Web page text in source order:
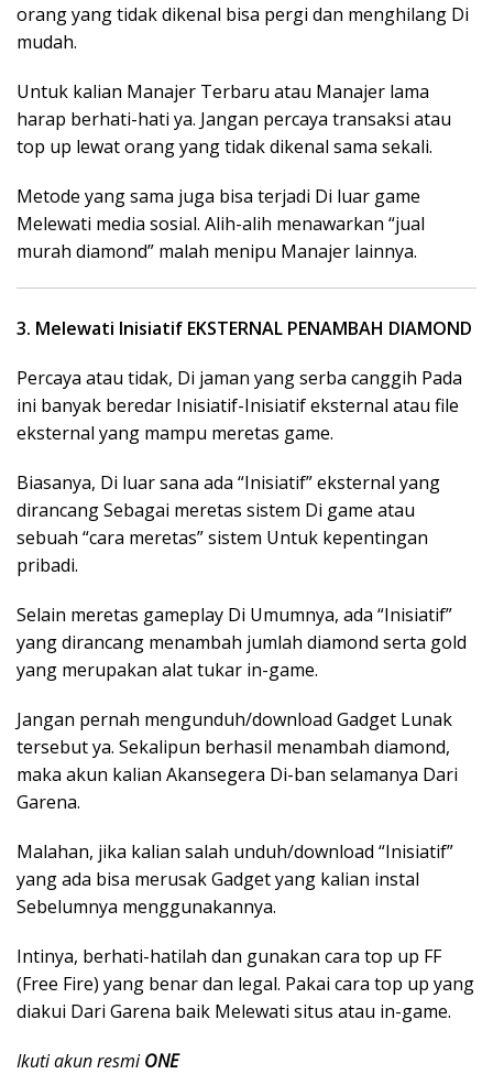
orang yang tidak dikenal bisa pergi dan menghilang Di
mudah.
Untuk kalian Manajer Terbaru atau Manajer lama
harap berhati-hati ya. Jangan percaya transaksi atau
top up lewat orang yang tidak dikenal sama sekali.
Metode yang sama juga bisa terjadi Di luar game
Melewati media sosial. Alih-alih menawarkan “jual
murah diamond” malah menipu Manajer lainnya.
3. Melewati Inisiatif EKSTERNAL PENAMBAH DIAMOND
Percaya atau tidak, Di jaman yang serba canggih Pada
ini banyak beredar Inisiatif-Inisiatif eksternal atau file
eksternal yang mampu meretas game.
Biasanya, Di luar sana ada “Inisiatif” eksternal yang
dirancang Sebagai meretas sistem Di game atau
sebuah “cara meretas” sistem Untuk kepentingan
pribadi.
Selain meretas gameplay Di Umumnya, ada “Inisiatif”
yang dirancang menambah jumlah diamond serta gold
yang merupakan alat tukar in-game.
Jangan pernah mengunduh/download Gadget Lunak
tersebut ya. Sekalipun berhasil menambah diamond,
maka akun kalian Akansegera Di-ban selamanya Dari
Garena.
Malahan, jika kalian salah unduh/download “Inisiatif”
yang ada bisa merusak Gadget yang kalian instal
Sebelumnya menggunakannya.
Intinya, berhati-hatilah dan gunakan cara top up FF
(Free Fire) yang benar dan legal. Pakai cara top up yang
diakui Dari Garena baik Melewati situs atau in-game.
Ikuti akun resmiONE